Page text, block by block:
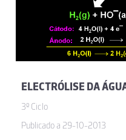
3º Ciclo
Publicado a 29-10-2013